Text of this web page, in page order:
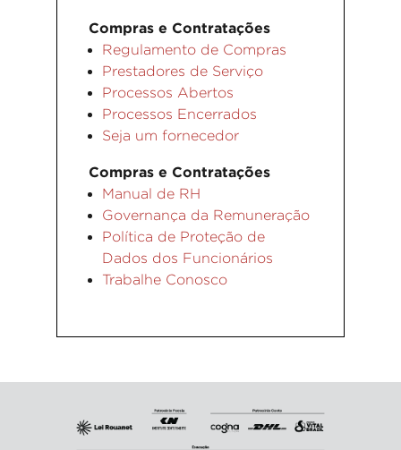
Compras e Contratações
Regulamento de Compras
Prestadores de Serviço
Processos Abertos
Processos Encerrados
Seja um fornecedor
Compras e Contratações
Manual de RH
Governança da Remuneração
Política de Proteção de
Dados dos Funcionários
Trabalhe Conosco